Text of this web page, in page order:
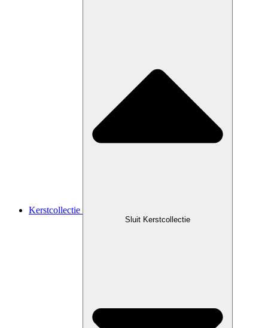
Kerstcollectie
Sluit Kerstcollectie